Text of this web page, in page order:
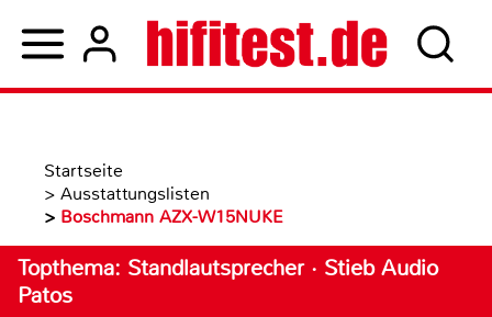
Startseite
> Ausstattungslisten
> Boschmann AZX-W15NUKE
Topthema: Standlautsprecher · Stieb Audio
Patos